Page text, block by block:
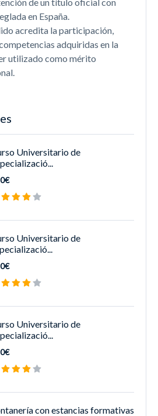
en España.
acredita la participación,
adquiridas en la
utilizado como mérito
Universitario de
Universitario de
Universitario de
con estancias formativas